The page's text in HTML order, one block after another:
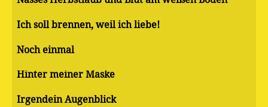
Ich soll brennen, weil ich liebe!
Noch einmal
Hinter meiner Maske
Irgendein Augenblick